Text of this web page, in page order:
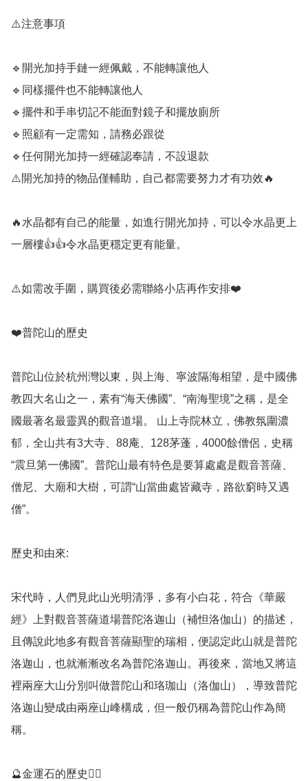
⚠️注意事項
🔹️開光加持手鏈一經佩戴，不能轉讓他人
🔹️同樣擺件也不能轉讓他人
🔹️擺件和手串切記不能面對鏡子和擺放廁所
🔹️照顧有一定需知，請務必跟從
🔹️任何開光加持一經確認奉請，不設退款
⚠️開光加持的物品僅輔助，自己都需要努力才有功效🔥
🔥水晶都有自己的能量，如進行開光加持，可以令水晶更上
一層樓👍👍令水晶更穩定更有能量。
⚠️如需改手圍，購買後必需聯絡小店再作安排❤️
❤️普陀山的歷史
普陀山位於杭州灣以東，與上海、寧波隔海相望，是中國佛
教四大名山之一，素有“海天佛國”、“南海聖境”之稱，是全
國最著名最靈異的觀音道場。 山上寺院林立，佛教氛圍濃
郁，全山共有3大寺、88庵、128茅蓬，4000餘僧侶，史稱
“震旦第一佛國”。普陀山最有特色是要算處處是觀音菩薩、
僧尼、大廟和大樹，可謂“山當曲處皆藏寺，路欲窮時又遇
僧”。
歷史和由來:
宋代時，人們見此山光明清淨，多有小白花，符合《華嚴
經》上對觀音菩薩道場普陀洛迦山（補怛洛伽山）的描述，
且傳說此地多有觀音菩薩顯聖的瑞相，便認定此山就是普陀
洛迦山，也就漸漸改名為普陀洛迦山。再後來，當地又將這
裡兩座大山分別叫做普陀山和珞珈山（洛伽山），導致普陀
洛迦山變成由兩座山峰構成，但一般仍稱為普陀山作為簡
稱。
🔮金運石的歷史💁‍♀️